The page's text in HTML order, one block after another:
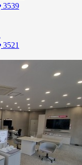
3539
3521